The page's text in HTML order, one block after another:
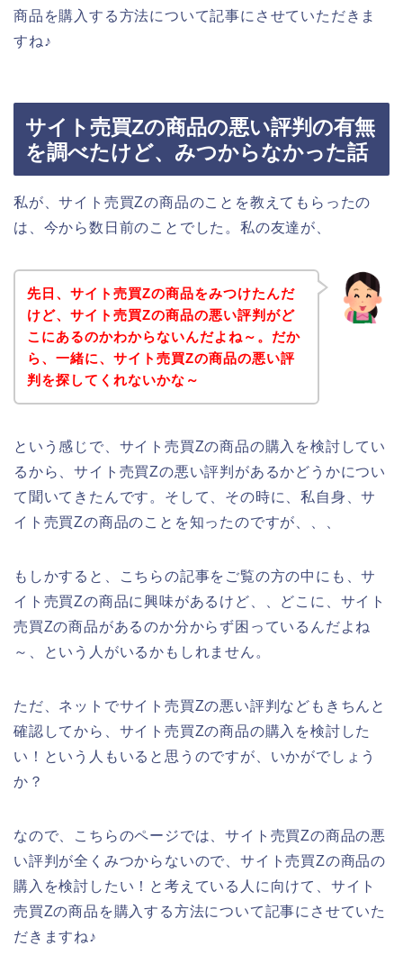
商品を購入する方法について記事にさせていただきま
すね♪
サイト売買Zの商品の悪い評判の有無
を調べたけど、みつからなかった話
私が、サイト売買Zの商品のことを教えてもらったの
は、今から数日前のことでした。私の友達が、
先日、サイト売買Zの商品をみつけたんだ
けど、サイト売買Zの商品の悪い評判がど
こにあるのかわからないんだよね～。だか
ら、一緒に、サイト売買Zの商品の悪い評
判を探してくれないかな～
という感じで、サイト売買Zの商品の購入を検討してい
るから、サイト売買Zの悪い評判があるかどうかについ
て聞いてきたんです。そして、その時に、私自身、サ
イト売買Zの商品のことを知ったのですが、、、
もしかすると、こちらの記事をご覧の方の中にも、サ
イト売買Zの商品に興味があるけど、、どこに、サイト
売買Zの商品があるのか分からず困っているんだよね
～、という人がいるかもしれません。
ただ、ネットでサイト売買Zの悪い評判などもきちんと
確認してから、サイト売買Zの商品の購入を検討した
い！という人もいると思うのですが、いかがでしょう
か？
なので、こちらのページでは、サイト売買Zの商品の悪
い評判が全くみつからないので、サイト売買Zの商品の
購入を検討したい！と考えている人に向けて、サイト
売買Zの商品を購入する方法について記事にさせていた
だきますね♪